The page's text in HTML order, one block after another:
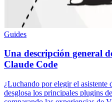
Guides
Una descripción general
Claude Code
¿Luchando por elegir el asistente
desglosa los principales plugins